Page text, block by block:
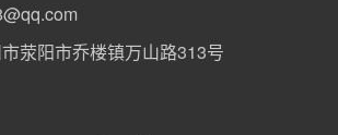
荥阳市乔楼镇万山路313号